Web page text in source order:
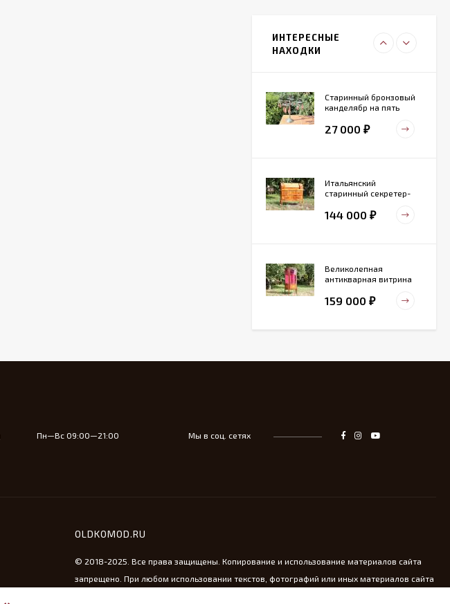
ИНТЕРЕСНЫЕ
НАХОДКИ
фарфоровый
светильник
27 000
Старинный бронзовый
канделябр на пять
27 000 ₽
Итальянский
старинный секретер-
144 000 ₽
Великолепная
антикварная витрина
159 000 ₽
Тарелка для
13 800₽
Пн—Вс 09:00—21:00 Мы в соц. сетях
OLDKOMOD.RU
© 2018-2025. Все права защищены. Копирование и использование материалов сайта
запрещено. При любом использовании текстов, фотографий или иных материалов сайта